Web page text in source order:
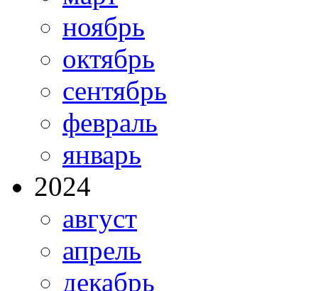
ноябрь
октябрь
сентябрь
февраль
январь
2024
август
апрель
декабрь